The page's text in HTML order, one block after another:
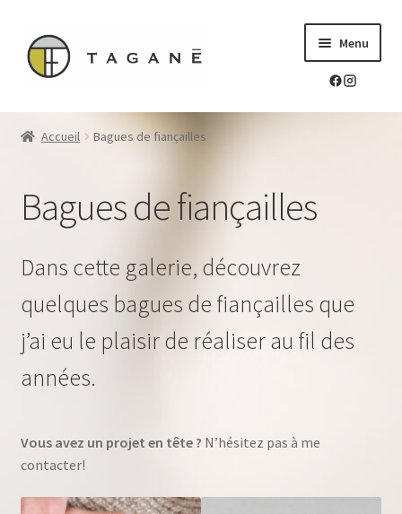
Aller
Aller
au
contenu
Menu
Le sur-mesure en mokume-gane
Alliances
Chevalières et Bagues
Pendentifs
Bagues de fiançailles
Pinces à cravate
Accueil Bagues de fiançailles
Bagues de fiançailles
Dans cette galerie, découvrez
quelques bagues de fiançailles que
j’ai eu le plaisir de réaliser au fil des
années.
Vous avez un projet en tête ? N’hésitez pas à me
contacter!